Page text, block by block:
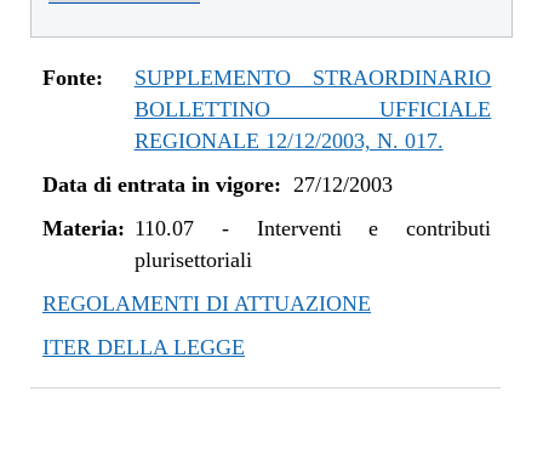
Fonte:
SUPPLEMENTO STRAORDINARIO
BOLLETTINO UFFICIALE
REGIONALE 12/12/2003, N. 017.
Data di entrata in vigore: 27/12/2003
Materia: 110.07- Interventi e contributi
plurisettoriali
REGOLAMENTI DI ATTUAZIONE
ITER DELLA LEGGE